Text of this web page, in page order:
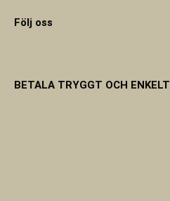
Följ oss
BETALA TRYGGT OCH ENKELT